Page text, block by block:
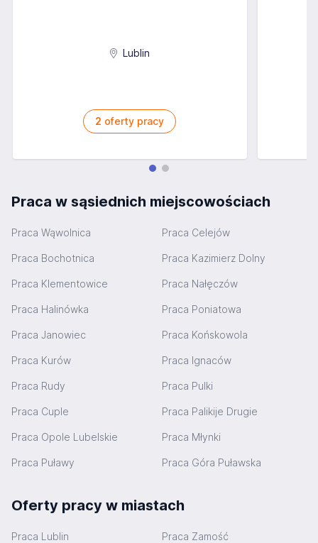
Lublin
2 oferty pracy
Praca w sąsiednich miejscowościach
Praca Wąwolnica Praca Celejów
Praca Bochotnica Praca Kazimierz Dolny
Praca Klementowice Praca Nałęczów
Praca Halinówka Praca Poniatowa
Praca Janowiec Praca Końskowola
Praca Kurów Praca Ignaców
Praca Rudy Praca Pulki
Praca Cuple Praca Palikije Drugie
Praca Opole Lubelskie Praca Młynki
Praca Puławy Praca Góra Puławska
Oferty pracy w miastach
Praca Lublin Praca Zamość